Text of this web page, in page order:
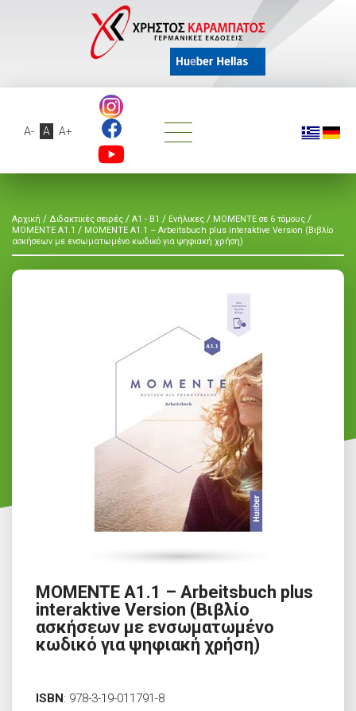
A- A A+
Αρχική / Διδακτικές σειρές / A1 - B1 / Ενήλικες / MOMENTE σε 6 τόμους /
MOMENTE A1.1 / MOMENTE A1.1 – Arbeitsbuch plus interaktive Version (Βιβλίο
ασκήσεων με ενσωματωμένο κωδικό για ψηφιακή χρήση)
MOMENTE A1.1 – Arbeitsbuch plus
interaktive Version (Βιβλίο
ασκήσεων με ενσωματωμένο
κωδικό για ψηφιακή χρήση)
ISBN: 978-3-19-011791-8